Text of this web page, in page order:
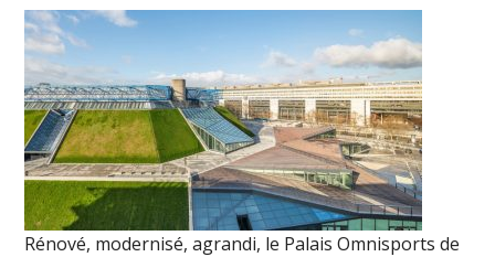
Rénové, modernisé, agrandi, le Palais Omnisports de